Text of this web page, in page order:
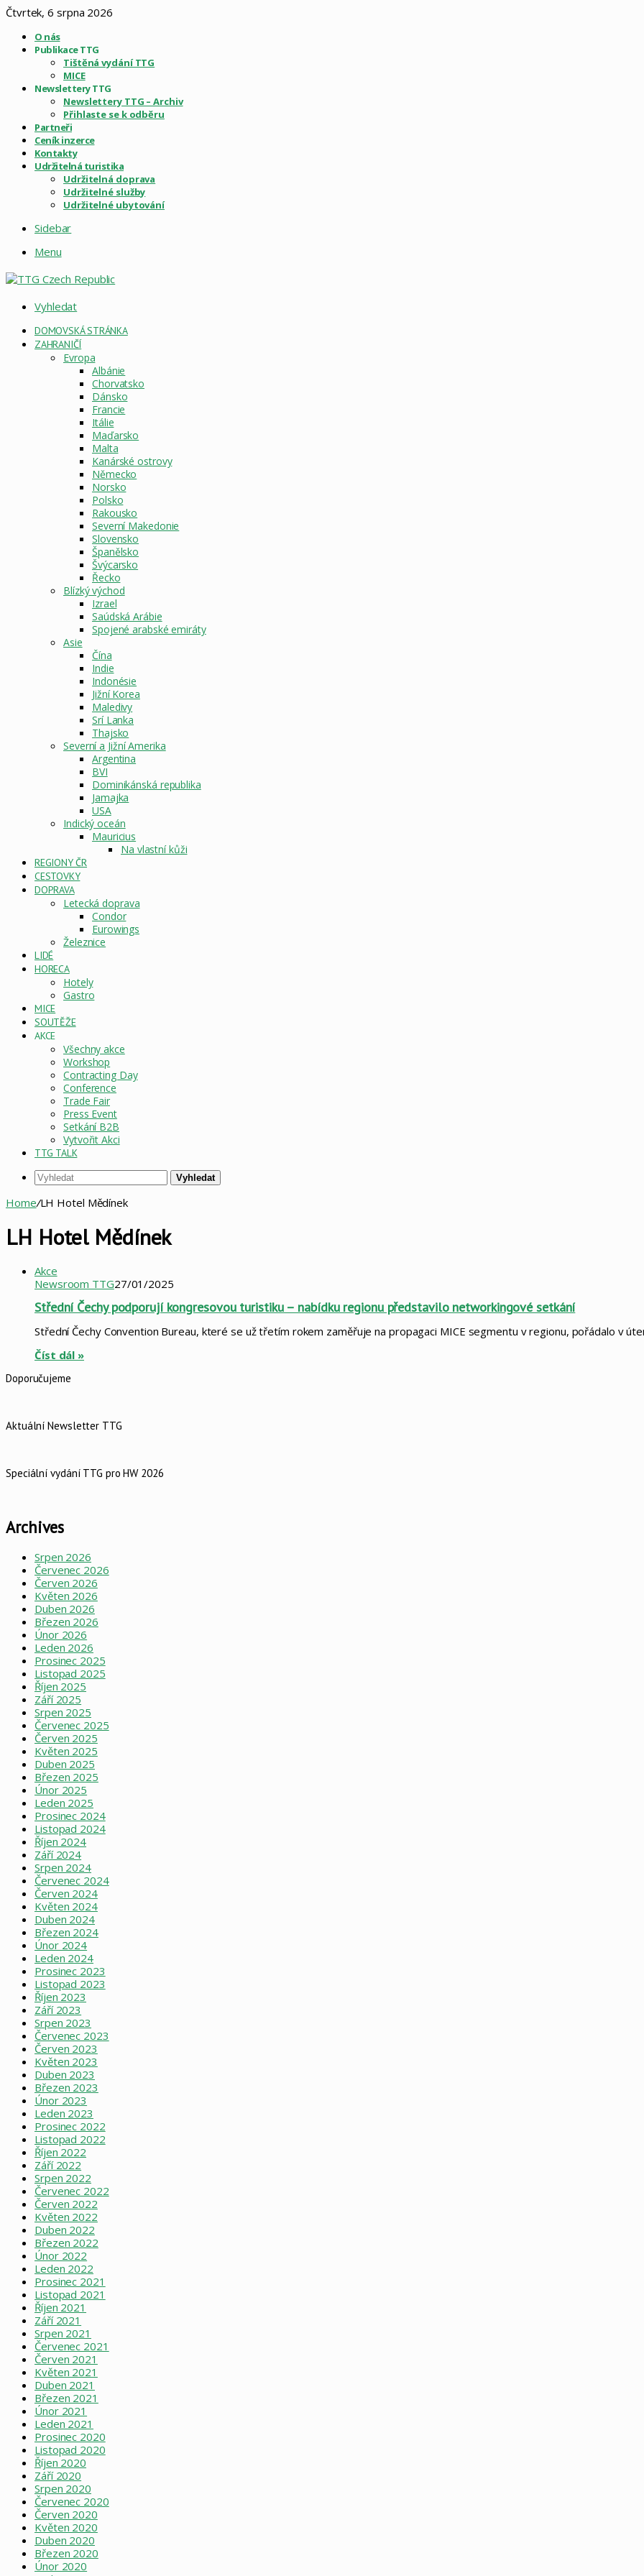
Čtvrtek, 6 srpna 2026
O nás
Publikace TTG
Tištěná vydání TTG
MICE
Newslettery TTG
Newslettery TTG – Archiv
Přihlaste se k odběru
Partneři
Ceník inzerce
Kontakty
Udržitelná turistika
Udržitelná doprava
Udržitelné služby
Udržitelné ubytování
Sidebar
Menu
Vyhledat
DOMOVSKÁ STRÁNKA
ZAHRANIČÍ
Evropa
Albánie
Chorvatsko
Dánsko
Francie
Itálie
Maďarsko
Malta
Kanárské ostrovy
Německo
Norsko
Polsko
Rakousko
Severní Makedonie
Slovensko
Španělsko
Švýcarsko
Řecko
Blízký východ
Izrael
Saúdská Arábie
Spojené arabské emiráty
Asie
Čína
Indie
Indonésie
Jižní Korea
Maledivy
Srí Lanka
Thajsko
Severní a Jižní Amerika
Argentina
BVI
Dominikánská republika
Jamajka
USA
Indický oceán
Mauricius
Na vlastní kůži
REGIONY ČR
CESTOVKY
DOPRAVA
Letecká doprava
Condor
Eurowings
Železnice
LIDÉ
HORECA
Hotely
Gastro
MICE
SOUTĚŽE
AKCE
Všechny akce
Workshop
Contracting Day
Conference
Trade Fair
Press Event
Setkání B2B
Vytvořit Akci
TTG TALK
Vyhledat
Home/LH Hotel Mědínek
LH Hotel Mědínek
Akce
Newsroom TTG27/01/2025
Střední Čechy podporují kongresovou turistiku – nabídku regionu představilo networkingové setkání
Střední Čechy Convention Bureau, které se už třetím rokem zaměřuje na propagaci MICE segmentu v regionu, pořádalo v
Číst dál »
Doporučujeme
Aktuální Newsletter TTG
Speciální vydání TTG pro HW 2026
Archives
Srpen 2026
Červenec 2026
Červen 2026
Květen 2026
Duben 2026
Březen 2026
Únor 2026
Leden 2026
Prosinec 2025
Listopad 2025
Říjen 2025
Září 2025
Srpen 2025
Červenec 2025
Červen 2025
Květen 2025
Duben 2025
Březen 2025
Únor 2025
Leden 2025
Prosinec 2024
Listopad 2024
Říjen 2024
Září 2024
Srpen 2024
Červenec 2024
Červen 2024
Květen 2024
Duben 2024
Březen 2024
Únor 2024
Leden 2024
Prosinec 2023
Listopad 2023
Říjen 2023
Září 2023
Srpen 2023
Červenec 2023
Červen 2023
Květen 2023
Duben 2023
Březen 2023
Únor 2023
Leden 2023
Prosinec 2022
Listopad 2022
Říjen 2022
Září 2022
Srpen 2022
Červenec 2022
Červen 2022
Květen 2022
Duben 2022
Březen 2022
Únor 2022
Leden 2022
Prosinec 2021
Listopad 2021
Říjen 2021
Září 2021
Srpen 2021
Červenec 2021
Červen 2021
Květen 2021
Duben 2021
Březen 2021
Únor 2021
Leden 2021
Prosinec 2020
Listopad 2020
Říjen 2020
Září 2020
Srpen 2020
Červenec 2020
Červen 2020
Květen 2020
Duben 2020
Březen 2020
Únor 2020